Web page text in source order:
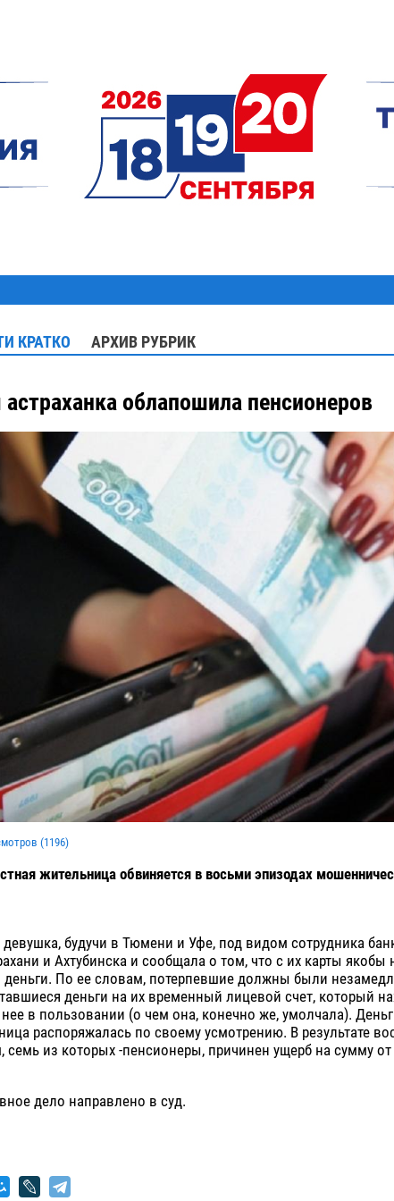
КРАТКО АРХИВ РУБРИК
облапошила пенсионеров
(1196)
жительница обвиняется в восьми эпизодах
девушка, будучи в Тюмени и Уфе, под видом сотрудника
и Ахтубинска и сообщала о том, что с их карты якобы
По ее словам, потерпевшие должны были
деньги на их временный лицевой счет, который
нее в пользовании (о чем она, конечно же, умолчала).
распоряжалась по своему усмотрению. В результате
семь из которых -пенсионеры, причинен ущерб на сумму
дело направлено в суд.